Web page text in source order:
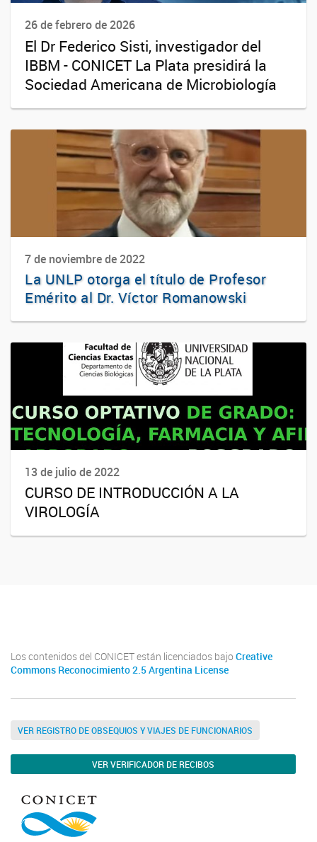
26 de febrero de 2026
El Dr Federico Sisti, investigador del
IBBM - CONICET La Plata presidirá la
Sociedad Americana de Microbiología
7 de noviembre de 2022
La UNLP otorga el título de Profesor
Emérito al Dr. Víctor Romanowski
13 de julio de 2022
CURSO DE INTRODUCCIÓN A LA
VIROLOGÍA
Los contenidos del CONICET están licenciados bajo Creative
Commons Reconocimiento 2.5 Argentina License
VER REGISTRO DE OBSEQUIOS Y VIAJES DE FUNCIONARIOS
VER VERIFICADOR DE RECIBOS